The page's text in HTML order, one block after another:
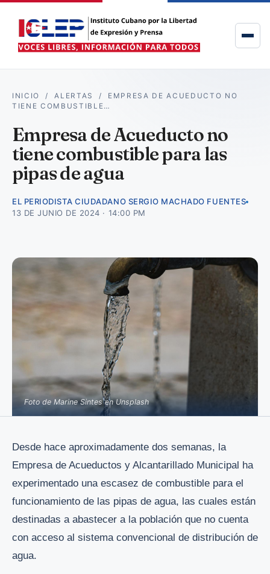
INICIO /ALERTAS / EMPRESA DE ACUEDUCTO NO
TIENE COMBUSTIBLE…
Empresa de Acueducto no
tiene combustible para las
pipas de agua
EL PERIODISTA CIUDADANO SERGIO MACHADO FUENTES
13 DE JUNIO DE 2024 · 14:00 PM
Foto de Marine Sintes en Unsplash
Desde hace aproximadamente dos semanas, la
Empresa de Acueductos y Alcantarillado Municipal ha
experimentado una escasez de combustible para el
funcionamiento de las pipas de agua, las cuales están
destinadas a abastecer a la población que no cuenta
con acceso al sistema convencional de distribución de
agua.